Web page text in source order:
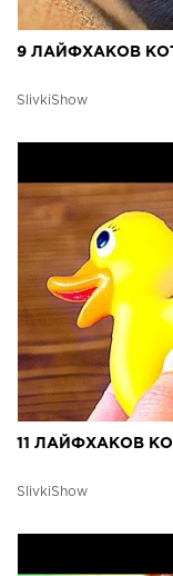
9 ЛАЙФХАКОВ
SlivkiShow
11 ЛАЙФХАКОВ
SlivkiShow